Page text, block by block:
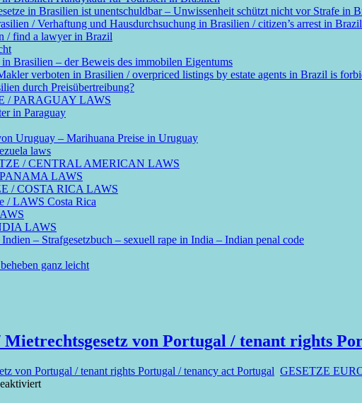
in Brasilien ist unentschuldbar – Unwissenheit schützt nicht vor Strafe in
/ Verhaftung und Hausdurchsuchung in Brasilien / citizen’s arrest in
/ find a lawyer in Brazil
Brasilien – der Beweis des immobilen Eigentums
verboten in Brasilien / overpriced listings by estate agents in Brazil is
durch Preisübertreibung?
/ PARAGUAY LAWS
in Paraguay
Uruguay – Marihuana Preise in Uruguay
laws
/ CENTRAL AMERICAN LAWS
LAWS
/ COSTA RICA LAWS
/ LAWS Costa Rica
LAWS
– Strafgesetzbuch – sexuell rape in India – Indian penal code
ganz leicht
von Portugal / tenant rights
von Portugal / tenant rights Portugal / tenancy act Portugal GESETZE
für